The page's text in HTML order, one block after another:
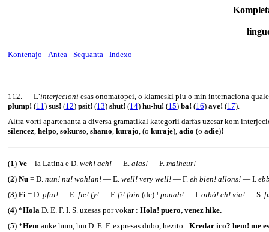
Kontenajo Antea Sequanta Indexo
112. — L’interjecioni esas onomatopei, o klameski plu o min internaciona
plump! (11) sus! (12) psit! (13) shut! (14) hu-hu! (15) ba! (16) aye! (17).
Altra vorti apartenanta a diversa gramatikal kategorii darfas uzesar kom
silencez, helpo, sokurso, shamo, kurajo, (o kuraje), adio (o adie)!
(1) Ve = la Latina e D. weh! ach! — E. alas! — F. malheur!
(2) Nu = D. nun! nu! wohlan! — E. well! very well! — F. eh bien! allons! — I.
(3) Fi = D. pfui! — E. fie! fy! — F. fi! foin (de) ! pouah! — I. oibò! eh! via! — S.
(4) *Hola D. E. F. I. S. uzesas por vokar : Hola! puero, venez hike.
(5) *Hem anke hum, hm D. E. F. expresas dubo, hezito : Kredar ico? hem! me